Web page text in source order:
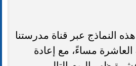
النماذج عبر قناة مدرستنا
العاشرة مساءً، مع إعادة